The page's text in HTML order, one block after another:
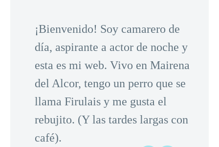
¡Bienvenido! Soy camarero de
día, aspirante a actor de noche y
esta es mi web. Vivo en Mairena
del Alcor, tengo un perro que se
llama Firulais y me gusta el
rebujito. (Y las tardes largas con
café).